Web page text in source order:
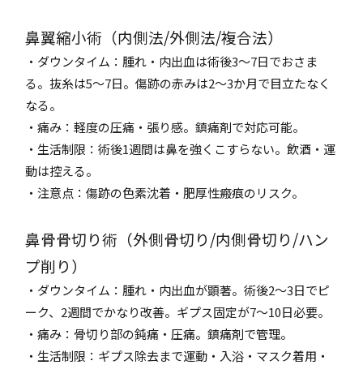
鼻翼縮小術（内側法/外側法/複合法）
・ダウンタイム：腫れ・内出血は術後3～7日でおさま
る。抜糸は5～7日。傷跡の赤みは2～3か月で目立たなく
なる。
・痛み：軽度の圧痛・張り感。鎮痛剤で対応可能。
・生活制限：術後1週間は鼻を強くこすらない。飲酒・運
動は控える。
・注意点：傷跡の色素沈着・肥厚性瘢痕のリスク。
鼻骨骨切り術（外側骨切り/内側骨切り/ハン
プ削り）
・ダウンタイム：腫れ・内出血が顕著。術後2～3日でピ
ーク、2週間でかなり改善。ギプス固定が7～10日必要。
・痛み：骨切り部の鈍痛・圧痛。鎮痛剤で管理。
・生活制限：ギプス除去まで運動・入浴・マスク着用・